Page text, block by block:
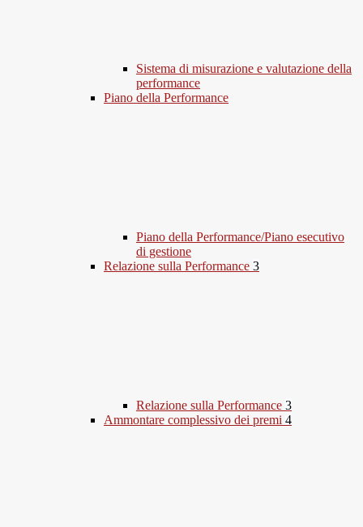
Sistema di misurazione e valutazione della
performance
Piano della Performance
Piano della Performance/Piano esecutivo
di gestione
Relazione sulla Performance 3
Relazione sulla Performance 3
Ammontare complessivo dei premi 4